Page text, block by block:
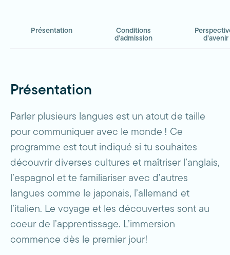
Présentation
Conditions
d’admission
d’avenir
Présentation
Parler plusieurs langues est un atout de taille
pour communiquer avec le monde ! Ce
programme est tout indiqué si tu souhaites
découvrir diverses cultures et maîtriser l’anglais,
l’espagnol et te familiariser avec d’autres
langues comme le japonais, l’allemand et
l’italien. Le voyage et les découvertes sont au
coeur de l’apprentissage. L’immersion
commence dès le premier jour!